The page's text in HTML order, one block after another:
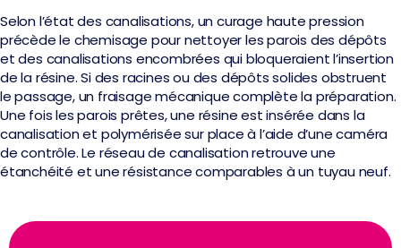
Selon l’état des canalisations, un curage haute pression
précède le chemisage pour nettoyer les parois des dépôts
et des canalisations encombrées qui bloqueraient l’insertion
de la résine. Si des racines ou des dépôts solides obstruent
le passage, un fraisage mécanique complète la préparation.
Une fois les parois prêtes, une résine est insérée dans la
canalisation et polymérisée sur place à l’aide d’une caméra
de contrôle. Le réseau de canalisation retrouve une
étanchéité et une résistance comparables à un tuyau neuf.